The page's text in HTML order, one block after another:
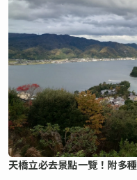
天橋立必去景點一覽！附多